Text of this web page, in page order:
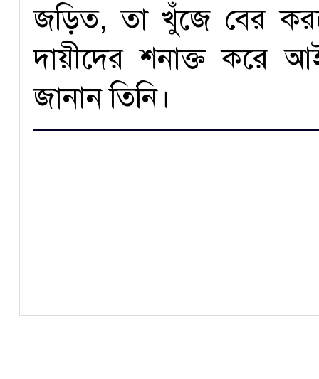
জড়িত, তা খুঁজে বের
দায়ীদের শনাক্ত করে
জানান তিনি।